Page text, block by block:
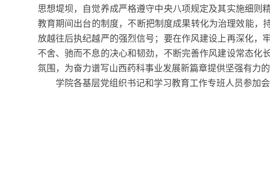
思想堤坝，自觉养成严格遵守中央八项规定及其实施细则
教育期间出台的制度，不断把制度成果转化为治理效能，
放越往后执纪越严的强烈信号；要在作风建设上再深化，
不舍、驰而不息的决心和韧劲，不断完善作风建设常态化
氛围，为奋力谱写山西药科事业发展新篇章提供坚强有力的
学院各基层党组织书记和学习教育工作专班人员参加会